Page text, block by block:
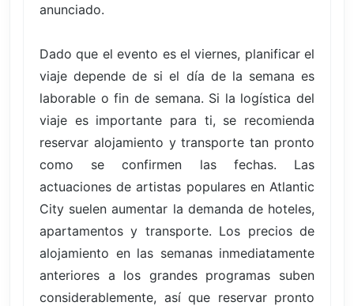
anunciado.
Dado que el evento es el viernes, planificar el
viaje depende de si el día de la semana es
laborable o fin de semana. Si la logística del
viaje es importante para ti, se recomienda
reservar alojamiento y transporte tan pronto
como se confirmen las fechas. Las
actuaciones de artistas populares en Atlantic
City suelen aumentar la demanda de hoteles,
apartamentos y transporte. Los precios de
alojamiento en las semanas inmediatamente
anteriores a los grandes programas suben
considerablemente, así que reservar pronto